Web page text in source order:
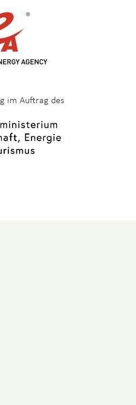
im Auftrag des